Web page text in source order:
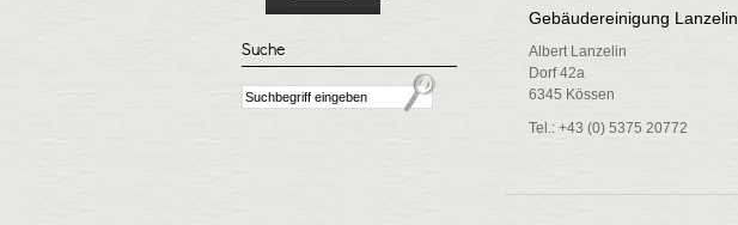
Suche
Gebäudereinigung Lanzelin
Albert Lanzelin
Dorf 42a
6345 Kössen
Tel.: +43 (0) 5375 20772